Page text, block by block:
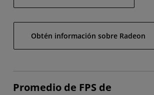
Obtén información sobre Radeon
Promedio de FPS de